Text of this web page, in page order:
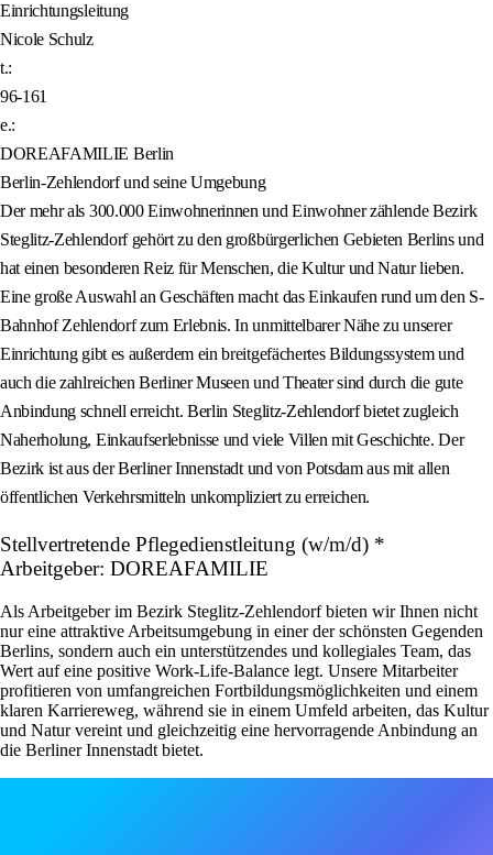
Einrichtungsleitung
Nicole Schulz
t.:
96-161
e.:
DOREAFAMILIE Berlin
Berlin-Zehlendorf und seine Umgebung
Der mehr als 300.000 Einwohnerinnen und Einwohner zählende Bezirk
Steglitz-Zehlendorf gehört zu den großbürgerlichen Gebieten Berlins und
hat einen besonderen Reiz für Menschen, die Kultur und Natur lieben.
Eine große Auswahl an Geschäften macht das Einkaufen rund um den S-
Bahnhof Zehlendorf zum Erlebnis. In unmittelbarer Nähe zu unserer
Einrichtung gibt es außerdem ein breitgefächertes Bildungssystem und
auch die zahlreichen Berliner Museen und Theater sind durch die gute
Anbindung schnell erreicht. Berlin Steglitz-Zehlendorf bietet zugleich
Naherholung, Einkaufserlebnisse und viele Villen mit Geschichte. Der
Bezirk ist aus der Berliner Innenstadt und von Potsdam aus mit allen
öffentlichen Verkehrsmitteln unkompliziert zu erreichen.
Stellvertretende Pflegedienstleitung (w/m/d) *
Arbeitgeber: DOREAFAMILIE
Als Arbeitgeber im Bezirk Steglitz-Zehlendorf bieten wir Ihnen nicht
nur eine attraktive Arbeitsumgebung in einer der schönsten Gegenden
Berlins, sondern auch ein unterstützendes und kollegiales Team, das
Wert auf eine positive Work-Life-Balance legt. Unsere Mitarbeiter
profitieren von umfangreichen Fortbildungsmöglichkeiten und einem
klaren Karriereweg, während sie in einem Umfeld arbeiten, das Kultur
und Natur vereint und gleichzeitig eine hervorragende Anbindung an
die Berliner Innenstadt bietet.